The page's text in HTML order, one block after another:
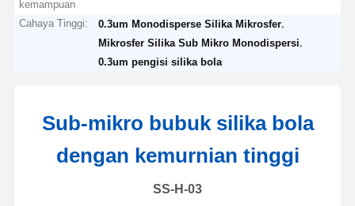
kemampuan
Cahaya Tinggi: 0.3um Monodisperse Silika Mikrosfer
Mikrosfer Silika Sub Mikro Monodispersi
0.3um pengisi silika bola
Sub-mikro bubuk silika bola
dengan kemurnian tinggi
SS-H-03